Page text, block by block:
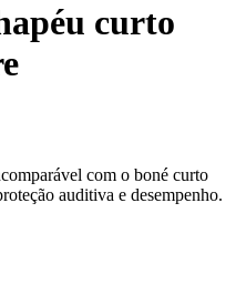
curto
com o boné curto
auditiva e desempenho.